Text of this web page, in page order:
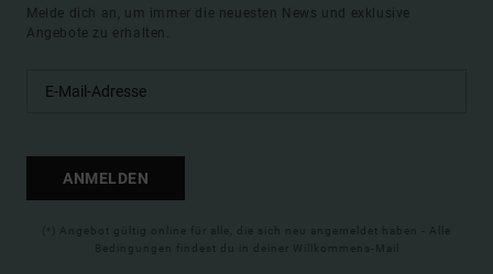
Melde dich an, um immer die neuesten News und exklusive
Angebote zu erhalten.
ANMELDEN
(*) Angebot gültig online für alle, die sich neu angemeldet haben - Alle
Bedingungen findest du in deiner Willkommens-Mail